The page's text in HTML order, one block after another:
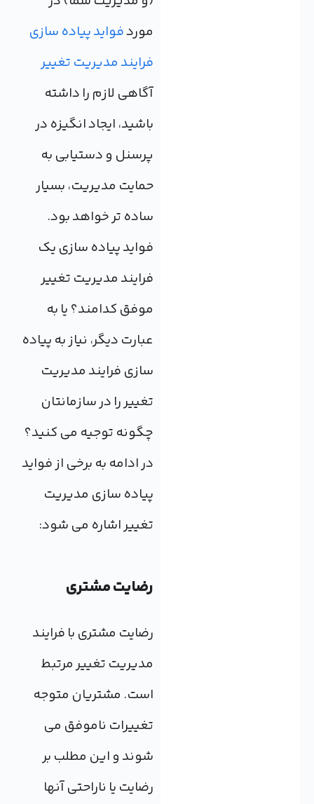
موردفواید پیاده سازی
فرایند مدیریت تغییر
آگاهی لازم را داشته
باشید، ایجاد انگیزه در
پرسنل و دستیابی به
حمایت مدیریت، بسیار
ساده تر خواهد بود.
فواید پیاده سازی یک
فرایند مدیریت تغییر
موفق کدامند؟ یا به
عبارت دیگر، نیاز به پیاده
سازی فرایند مدیریت
تغییر را در سازمانتان
چگونه توجیه می کنید؟
در ادامه به برخی از فواید
پیاده سازی مدیریت
تغییر اشاره می شود:
رضایت مشتری
رضایت مشتری با فرایند
مدیریت تغییر مرتبط
است. مشتریان متوجه
تغییرات ناموفق می
شوند و این مطلب بر
رضایت یا ناراحتی آنها